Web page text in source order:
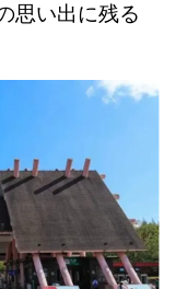
思い出に残る